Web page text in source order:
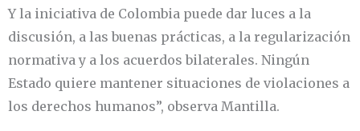
Y la iniciativa de Colombia puede dar luces a la
discusión, a las buenas prácticas, a la regularización
normativa y a los acuerdos bilaterales. Ningún
Estado quiere mantener situaciones de violaciones a
los derechos humanos”, observa Mantilla.